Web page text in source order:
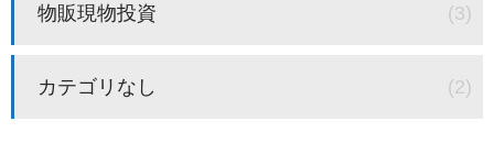
物販現物投資 (3)
カテゴリなし (2)